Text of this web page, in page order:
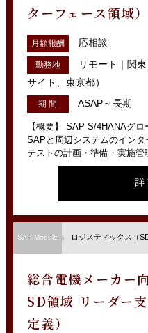
ターフェース領域）
月額報酬 応相談
勤務地
リモート｜関
サイト、東京都）
期 間 ASAP～長期
【概要】 SAP S/4HANAグ
SAPと周辺システムのイン
テストの計画・準備・実施
詳
SAP Module ロジスティックス（
総合電機メーカー
SD領域 リーダー
定義）